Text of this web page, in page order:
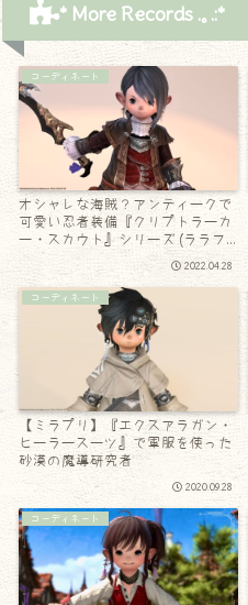
* More Records .｡.:*
コーディネート
オシャレな海賊？アンティークで
可愛い忍者装備『クリプトラーカ
ー・スカウト』シリーズ (ララフ
ェル男子Ver.)
2022.04.28
コーディネート
【ミラプリ】『エクスアラガン・
ヒーラースーツ』で軍服を使った
砂漠の魔導研究者
2020.09.28
コーディネート